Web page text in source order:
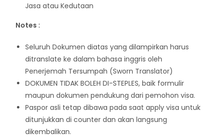
Jasa atau Kedutaan
Notes :
Seluruh Dokumen diatas yang dilampirkan harus
ditranslate ke dalam bahasa inggris oleh
Penerjemah Tersumpah (Sworn Translator)
DOKUMEN TIDAK BOLEH DI-STEPLES, baik formulir
maupun dokumen pendukung dari pemohon visa.
Paspor asli tetap dibawa pada saat apply visa untuk
ditunjukkan di counter dan akan langsung
dikembalikan.